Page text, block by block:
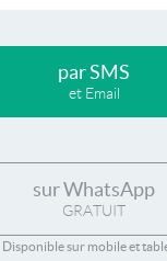
par SMS
et Email
sur WhatsApp
GRATUIT
Disponible sur mobile et